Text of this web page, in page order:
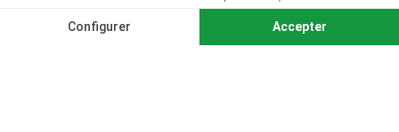
© 2026 TOUS DROITS RÉSERVÉS MIEUX VOIR